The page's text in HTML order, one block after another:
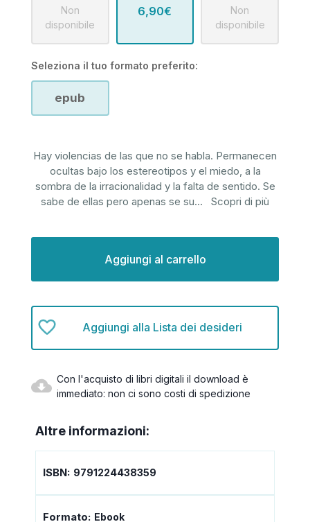
Non
disponibile
6,90€
Non
disponibile
Seleziona il tuo formato preferito:
epub
Hay violencias de las que no se habla. Permanecen
ocultas bajo los estereotipos y el miedo, a la
sombra de la irracionalidad y la falta de sentido. Se
sabe de ellas pero apenas se su... Scopri di più
Aggiungi alla Lista dei desideri
Con l'acquisto di libri digitali il download è
immediato: non ci sono costi di spedizione
Altre informazioni:
ISBN: 9791224438359
Formato: Ebook